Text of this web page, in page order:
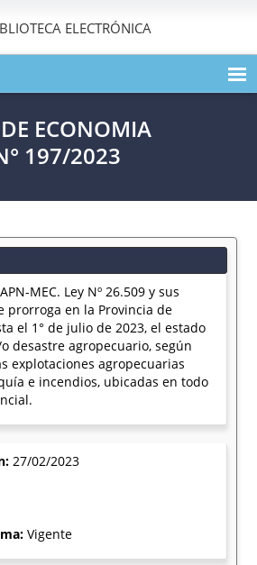
ELECTRÓNICA
DE LA PUBLICACIÓN
ECONOMIA
197/2023
MEC. Ley Nº 26.509 y sus
prorroga en la Provincia de
el 1° de julio de 2023, el estado
desastre agropecuario, según
explotaciones agropecuarias
e incendios, ubicadas en todo
27/02/2023
Vigente